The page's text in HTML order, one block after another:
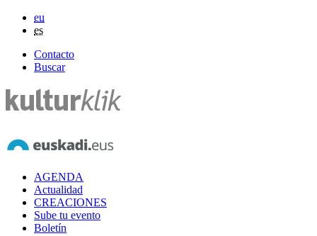
eu
es
Contacto
Buscar
AGENDA
Actualidad
CREACIONES
Sube tu evento
Boletín